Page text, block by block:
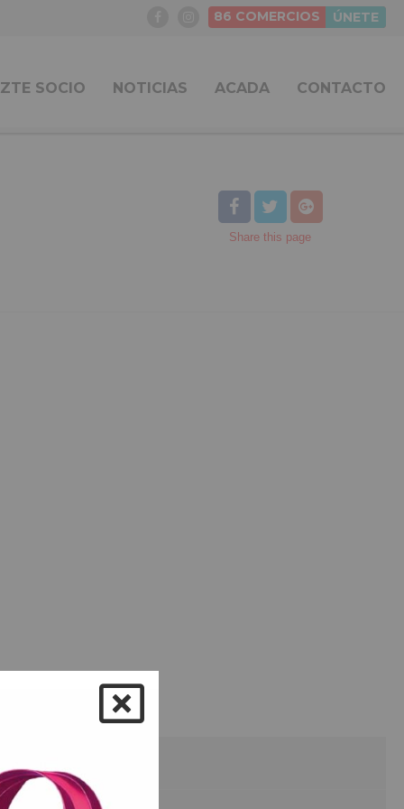
86 COMERCIOS ÚNETE
SOCIO NOTICIAS ACADA CONTACTO
Share this page